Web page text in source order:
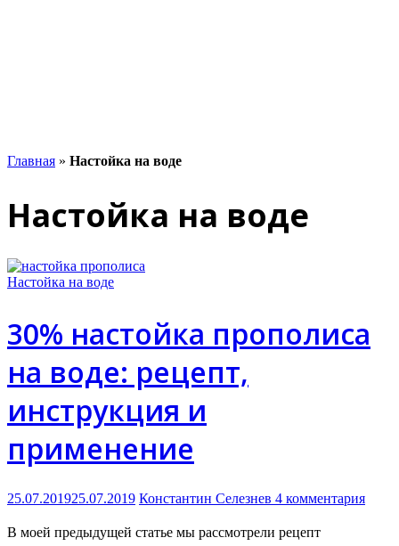
Главная » Настойка на воде
Настойка на воде
Настойка на воде
30% настойка прополиса
на воде: рецепт,
инструкция и
применение
25.07.201925.07.2019 Константин Селезнев 4 комментария
В моей предыдущей статье мы рассмотрели рецепт